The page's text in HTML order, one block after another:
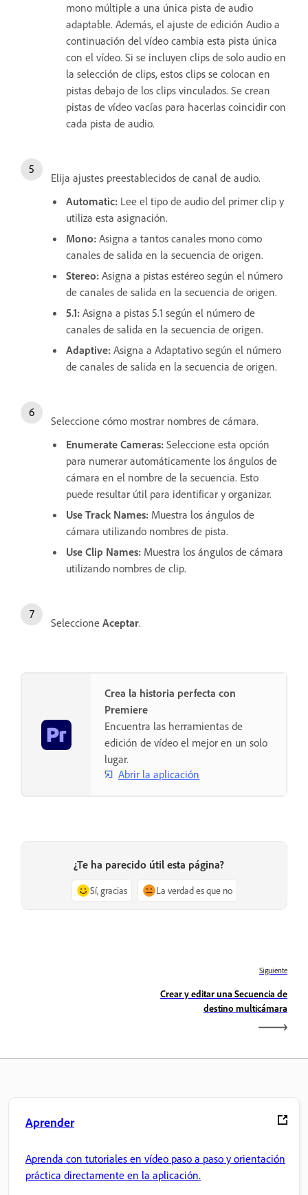
mono múltiple a una única pista de audio
adaptable. Además, el ajuste de edición Audio a
continuación del vídeo cambia esta pista única
con el vídeo. Si se incluyen clips de solo audio en
la selección de clips, estos clips se colocan en
pistas debajo de los clips vinculados. Se crean
pistas de vídeo vacías para hacerlas coincidir con
cada pista de audio.
Elija ajustes preestablecidos de canal de audio.
Automatic: Lee el tipo de audio del primer clip y
utiliza esta asignación.
Mono: Asigna a tantos canales mono como
canales de salida en la secuencia de origen.
Stereo: Asigna a pistas estéreo según el número
de canales de salida en la secuencia de origen.
5.1: Asigna a pistas 5.1 según el número de
canales de salida en la secuencia de origen.
Adaptive: Asigna a Adaptativo según el número
de canales de salida en la secuencia de origen.
Seleccione cómo mostrar nombres de cámara.
Enumerate Cameras: Seleccione esta opción
para numerar automáticamente los ángulos de
cámara en el nombre de la secuencia. Esto
puede resultar útil para identificar y organizar.
Use Track Names: Muestra los ángulos de
cámara utilizando nombres de pista.
Use Clip Names: Muestra los ángulos de cámara
utilizando nombres de clip.
Seleccione Aceptar.
Crea la historia perfecta con
Premiere
Encuentra las herramientas de
edición de vídeo el mejor en un solo
lugar.
Abrir la aplicación
¿Te ha parecido útil esta página?
Sí, gracias La verdad es que no
Siguiente
Crear y editar una Secuencia de
destino multicámara
Aprender
Aprenda con tutoriales en vídeo paso a paso y orientación
práctica directamente en la aplicación.